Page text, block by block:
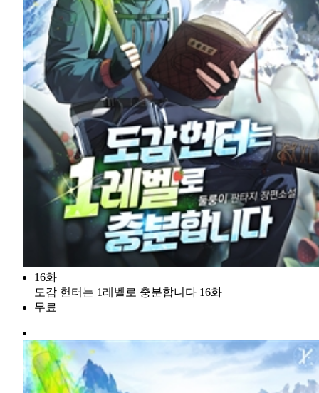
16화
도감 헌터는 1레벨로 충분합니다 16화
무료